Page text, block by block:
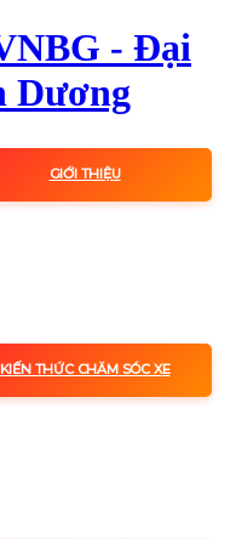
GIỚI THIỆU
KIẾN THỨC CHĂM SÓC XE